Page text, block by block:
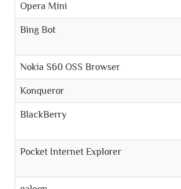
Opera Mini
Bing Bot
Nokia S60 OSS Browser
Konqueror
BlackBerry
Pocket Internet Explorer